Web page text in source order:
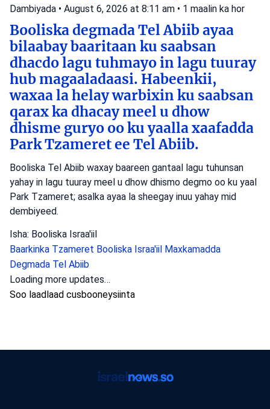
Dambiyada • August 6, 2026 at 8:11 am • 1 maalin ka hor
Booliska degmada Tel Abiib ayaa
bilaabay baaritaan ku saabsan
dhacdo lagu tuhmayo in lagu tuuray
hub magaaladaasi. Habeenkii,
waxaa la helay warbixin ku saabsan
qarax ka dhacay meel u dhow
dhisme guryo oo ku yaalla xaafadda
Park Tzameret ee Tel Abiib.
Booliska Tel Abiib waxay baareen gantaal lagu tuhunsan
yahay in lagu tuuray meel u dhow dhismo degmo oo ku yaal
Park Tzameret; asalka ayaa la sheegay inuu yahay mid
dembiyeed.
Isha: Booliska Israa'iil
Baarkinka Tzameret Booliska Israa'iil Maxkamadda
Degmada Tel Abiib
Dambiyada • August 5, 2026 at 10:17 pm
Ciidamo ka tirsan booliiska
dambeeya dhacdo rasaas ah oo ka
lagu toogtay nin deegaanka ah oo